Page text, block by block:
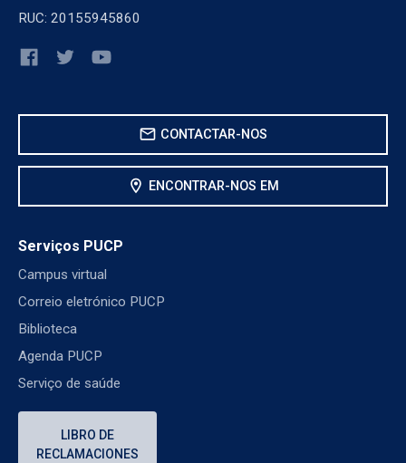
RUC: 20155945860
mail CONTACTAR-NOS
location_on ENCONTRAR-NOS EM
Serviços PUCP
Campus virtual
Correio eletrónico PUCP
Biblioteca
Agenda PUCP
Serviço de saúde
LIBRO DE
RECLAMACIONES